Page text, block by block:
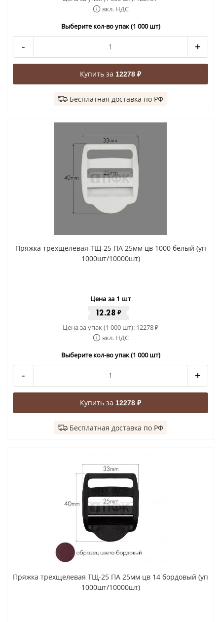
вкл. НДС
Выберите кол-во упак (1 000 шт)
- +
Купить за 12278 ₽
Бесплатная доставка по РФ
Пряжка трехщелевая ТЩ-25 ПА 25мм цв 1000 белый (уп
1000шт/10000шт)
Цена за 1 шт
12.28 ₽
Цена за упак (1 000 шт): 12278₽
вкл. НДС
Выберите кол-во упак (1 000 шт)
- +
Купить за 12278 ₽
Бесплатная доставка по РФ
Пряжка трехщелевая ТЩ-25 ПА 25мм цв 14 бордовый (уп
1000шт/10000шт)